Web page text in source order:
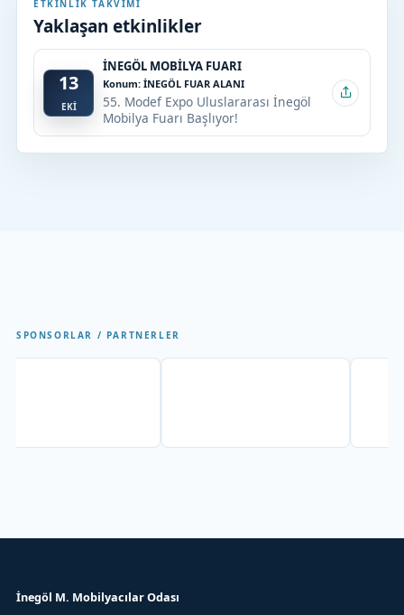
ETKINLIK TAKVIMI
Yaklaşan etkinlikler
13
EKİ
İNEGÖL MOBİLYA FUARI
Konum: İNEGÖL FUAR ALANI
55. Modef Expo Uluslararası İnegöl
Mobilya Fuarı Başlıyor!
SPONSORLAR / PARTNERLER
İnegöl M. Mobilyacılar Odası